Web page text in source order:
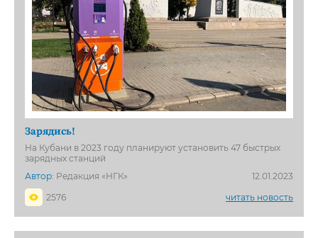
Зарядись!
На Кубани в 2023 году планируют установить 47 быстрых
зарядных станций
Автор: Редакция «НГК»
12.01.2023
2576
читать новость